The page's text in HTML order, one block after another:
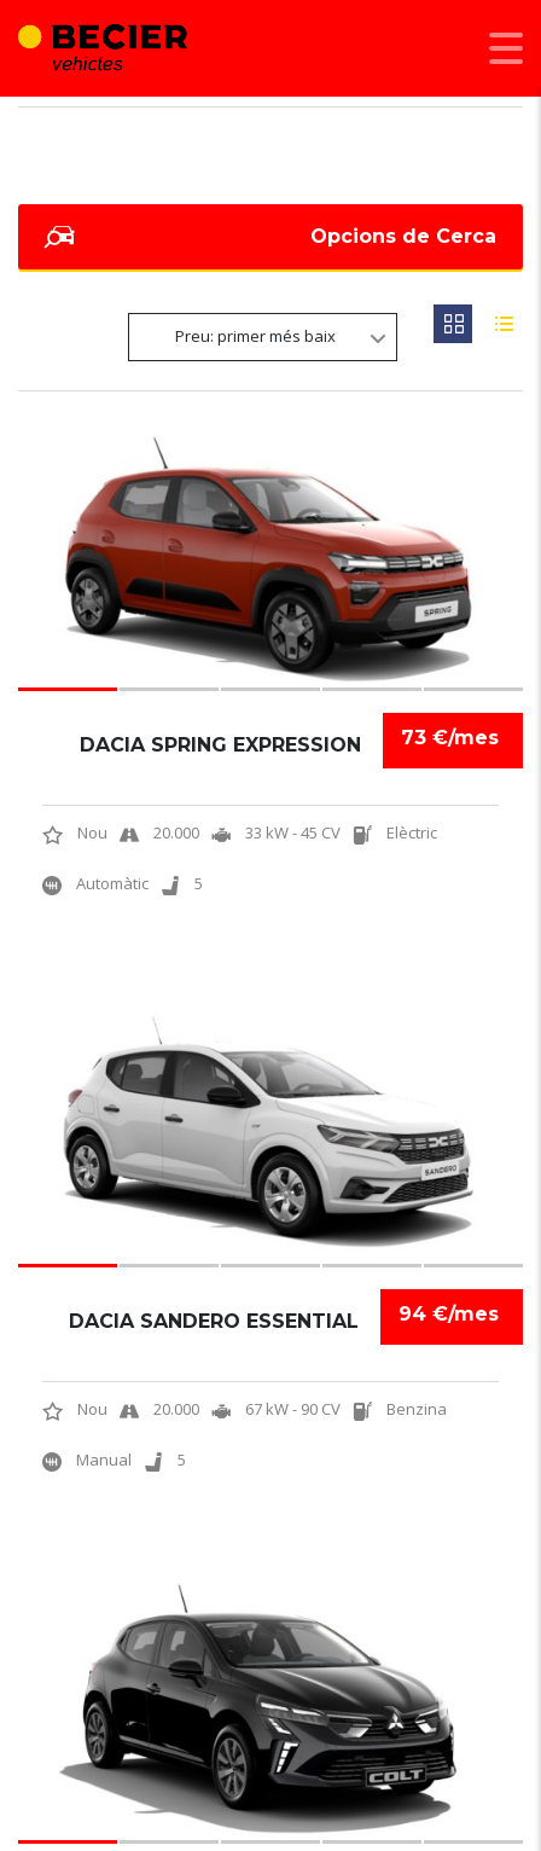
Opcions de Cerca
Preu: primer més baix
73 €/mes
DACIA SPRING EXPRESSION
Nou 20.000 33 kW - 45 CV Elèctric
Automàtic 5
94 €/mes
DACIA SANDERO ESSENTIAL
Nou 20.000 67 kW - 90 CV Benzina
Manual 5